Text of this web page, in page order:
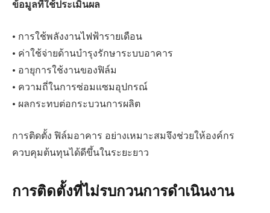
ข้อมูลที่ใช้ประเมินผล
• การใช้พลังงานไฟฟ้ารายเดือน
• ค่าใช้จ่ายด้านบำรุงรักษาระบบอาคาร
• อายุการใช้งานของฟิล์ม
• ความถี่ในการซ่อมแซมอุปกรณ์
• ผลกระทบต่อกระบวนการผลิต
การติดตั้ง ฟิล์มอาคาร อย่างเหมาะสมจึงช่วยให้องค์กร
ควบคุมต้นทุนได้ดีขึ้นในระยะยาว
การติดตั้งที่ไม่รบกวนการดำเนินงาน